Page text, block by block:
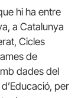
hi ha entre
a Catalunya
Cicles
de
dades del
d’Educació, per